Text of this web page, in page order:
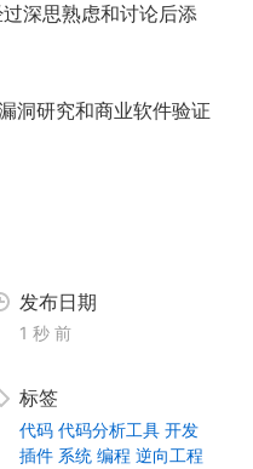
深思熟虑和讨论后添
洞研究和商业软件验证
发布日期
1 秒 前
标签
代码 代码分析工具 开发
插件 系统 编程 逆向工程